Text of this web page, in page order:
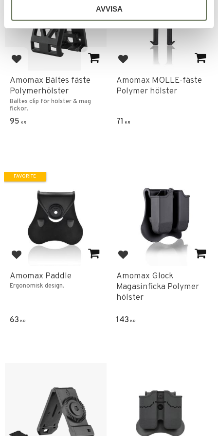
AVVISA
Add to favorites
Amomax Bältes fäste
Polymerhölster
Bältes clip för hölster & mag
fickor.
95 KR
Add to favorites
Amomax MOLLE-fäste
Polymer hölster
71 KR
Add to favorites
Amomax Paddle
Ergonomisk design.
63 KR
FAVORITE
Add to favorites
Amomax Glock
Magasinficka Polymer
hölster
143 KR